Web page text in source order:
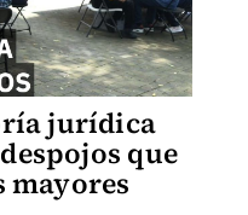
jurídica
que
mayores